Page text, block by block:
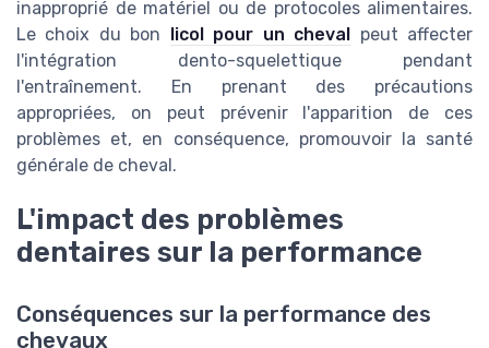
inapproprié de matériel ou de protocoles alimentaires.
Le choix du bon
licol pour un cheval
peut affecter
l'intégration dento-squelettique pendant
l'entraînement. En prenant des précautions
appropriées, on peut prévenir l'apparition de ces
problèmes et, en conséquence, promouvoir la santé
générale de cheval.
L'impact des problèmes
dentaires sur la performance
Conséquences sur la performance des
chevaux